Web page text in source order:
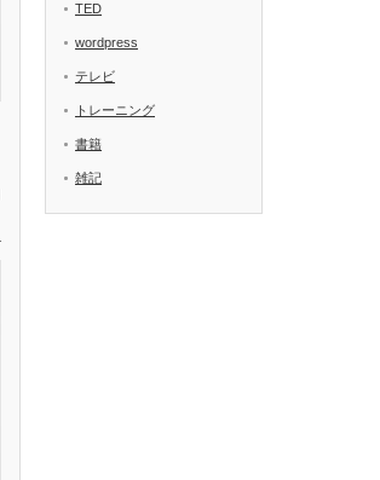
TED
wordpress
テレビ
トレーニング
書籍
雑記